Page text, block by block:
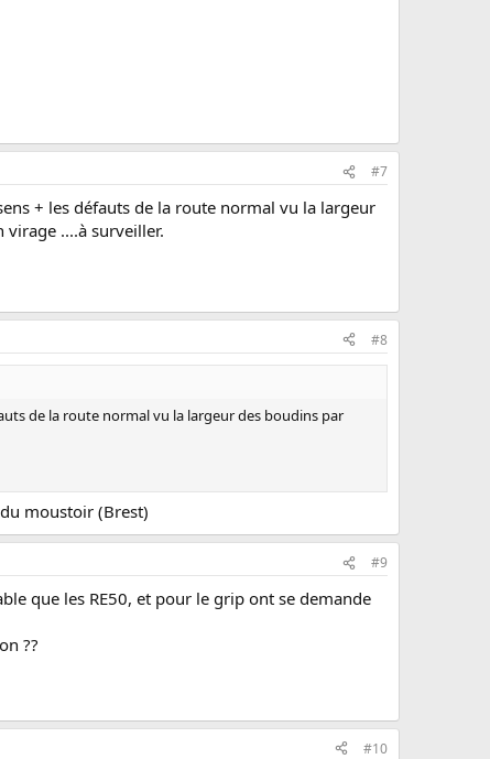
#7
+ les défauts de la route normal vu la largeur
....à surveiller.
#8
de la route normal vu la largeur des boudins par
moustoir (Brest)
#9
que les RE50, et pour le grip ont se demande
??
#10